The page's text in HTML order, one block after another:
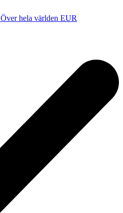
Över hela världen EUR